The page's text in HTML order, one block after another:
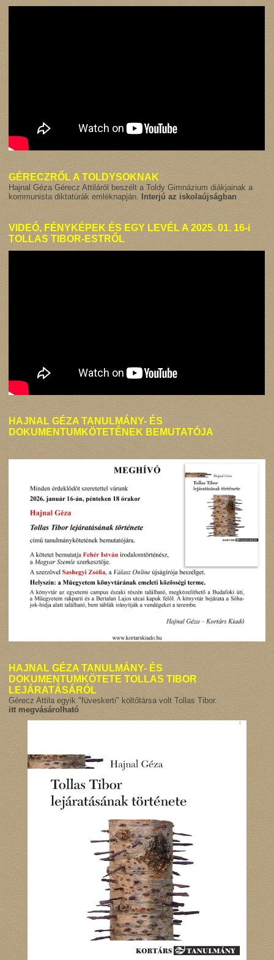
GÉRECZRŐL A TOLDYSOKNAK
Hajnal Géza Gérecz Attiláról beszélt a Toldy Gimnázium diákjainak a
kommunista diktatúrák emléknapján.Interjú az iskolaújságban
VIDEÓ, FÉNYKÉPEK ÉS EGYLEVÉLA 2025. 01. 16-i
TOLLAS TIBOR-ESTRŐL
HAJNAL GÉZA TANULMÁNY- ÉS
DOKUMENTUMKÖTETÉNEK BEMUTATÓJA
HAJNAL GÉZA TANULMÁNY- ÉS
DOKUMENTUMKÖTETE TOLLAS TIBOR
LEJÁRATÁSÁRÓL
Gérecz Attila egyik "füveskerti" költőtársa volt Tollas Tibor.
itt megvásárolható